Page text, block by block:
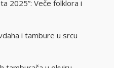
2025”: Veče folklora i
i tambure u srcu